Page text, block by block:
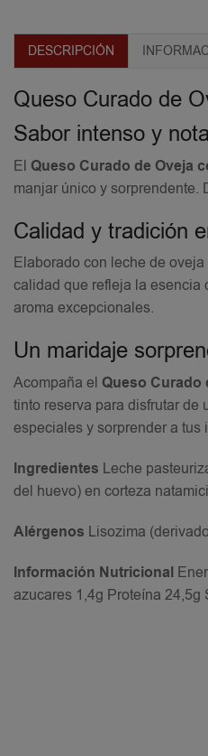
DESCRIPCIÓN
Queso Curado de
Sabor intenso y
El Queso Curado de Oveja
manjar único y sorprendente.
Calidad y tradición
Elaborado con leche de
calidad que refleja la esencia
aroma excepcionales.
Un maridaje
Acompaña el Queso Curado
tinto reserva para disfrutar
especiales y sorprender a tus
Ingredientes Leche
del huevo) en corteza
Alérgenos Lisozima
Información Nutricional
azucares 1,4g Proteína 24,5g